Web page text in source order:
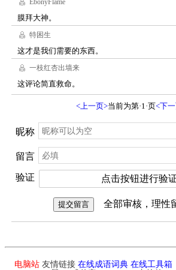
电脑站 友情链接 在线成语词典 在线工具箱